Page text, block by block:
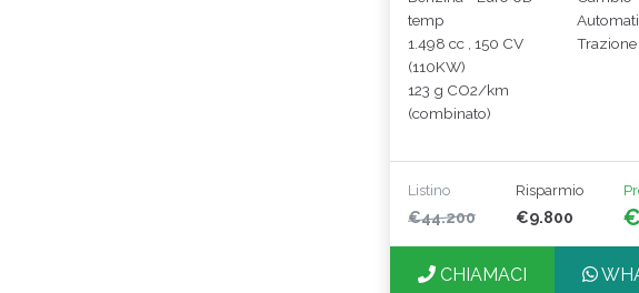
temp
1.498 cc , 150 CV
(110KW)
123 g CO2/km
(combinato)
Listino
€44.200
Risparmio
€9.800
CHIAMACI